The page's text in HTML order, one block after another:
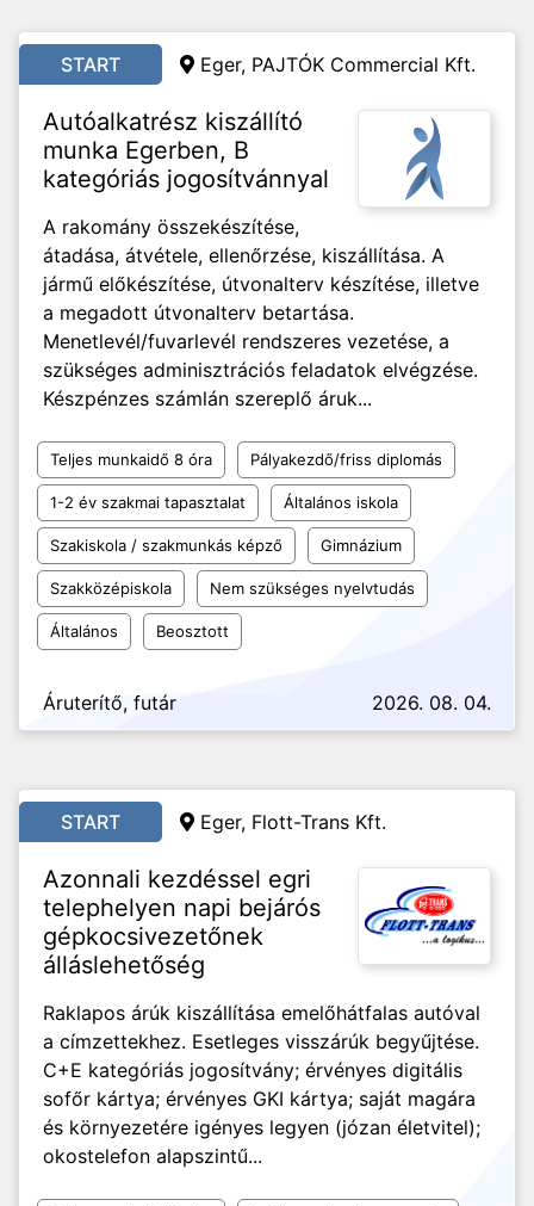
START Eger, PAJTÓK Commercial Kft.
Autóalkatrész kiszállító
munka Egerben, B
kategóriás jogosítvánnyal
A rakomány összekészítése,
átadása, átvétele, ellenőrzése, kiszállítása. A
jármű előkészítése, útvonalterv készítése, illetve
a megadott útvonalterv betartása.
Menetlevél/fuvarlevél rendszeres vezetése, a
szükséges adminisztrációs feladatok elvégzése.
Készpénzes számlán szereplő áruk...
Teljes munkaidő 8 óra Pályakezdő/friss diplomás
1-2 év szakmai tapasztalat Általános iskola
Szakiskola / szakmunkás képző Gimnázium
Szakközépiskola Nem szükséges nyelvtudás
Általános Beosztott
Áruterítő, futár 2026. 08. 04.
START Eger, Flott-Trans Kft.
Azonnali kezdéssel egri
telephelyen napi bejárós
gépkocsivezetőnek
álláslehetőség
Raklapos árúk kiszállítása emelőhátfalas autóval
a címzettekhez. Esetleges visszárúk begyűjtése.
C+E kategóriás jogosítvány; érvényes digitális
sofőr kártya; érvényes GKI kártya; saját magára
és környezetére igényes legyen (józan életvitel);
okostelefon alapszintű...